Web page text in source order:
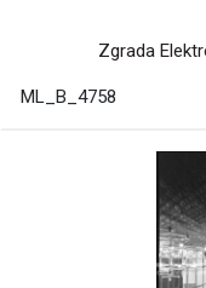
Zgrada
ML_B_4758